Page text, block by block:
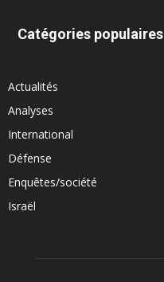
Catégories populaires
Actualités
Analyses
International
Défense
Enquêtes/société
Israël